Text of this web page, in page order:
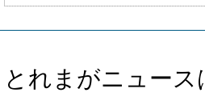
とれまがニュース